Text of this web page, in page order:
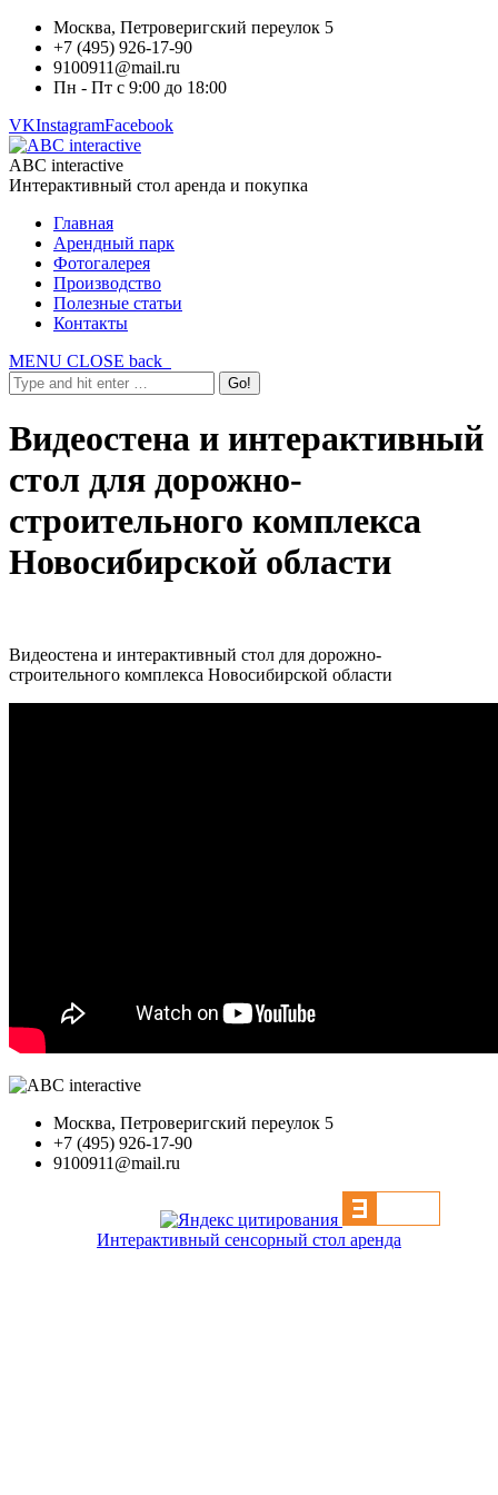
Москва, Петроверигский переулок 5
+7 (495) 926-17-90
9100911@mail.ru
Пн - Пт с 9:00 до 18:00
VKInstagramFacebook
ABC interactive
Интерактивный стол аренда и покупка
Главная
Арендный парк
Фотогалерея
Производство
Полезные статьи
Контакты
MENU CLOSE back
Видеостена и интерактивный
стол для дорожно-
строительного комплекса
Новосибирской области
Видеостена и интерактивный стол для дорожно-
строительного комплекса Новосибирской области
Москва, Петроверигский переулок 5
+7 (495) 926-17-90
9100911@mail.ru
Интерактивный сенсорный стол аренда